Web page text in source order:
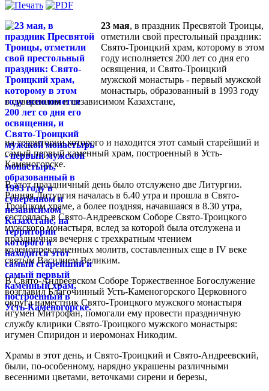
23 мая, в праздник Пресвятой Троицы,
отметили свой престольный праздник:
Свято-Троицкий храм, которому в этом
году исполняется 200 лет со дня его
освящения, и Свято-Троицкий
мужской монастырь - первый мужской
монастырь, образованный в 1993 году
в суверенном и независимом Казахстане,
на территории которого и находится этот самый старейший и
самый первый каменный храм, построенный в Усть-
Каменогорске.
В этот праздничный день было отслужено две Литургии.
Ранняя Литургия началась в 6.40 утра и прошла в Свято-
Троицком храме, а более поздняя, начавшаяся в 8.30 утра,
состоялась в Свято-Андреевском Соборе Свято-Троицкого
мужского монастыря, вслед за которой была отслужена и
праздничная вечерня с трехкратным чтением
коленопреклоненных молитв, составленных еще в IV веке
святым Василием Великим.
В Свято-Андреевском Соборе Торжественное Богослужение
возглавил Благочинный Усть-Каменогорского Церковного
округа наместник Свято-Троицкого мужского монастыря
игумен Митрофан, помогали ему провести праздничную
службу клирики Свято-Троицкого мужского монастыря:
игумен Спиридон и иеромонах Никодим.
Храмы в этот день, и Свято-Троицкий и Свято-Андреевский,
были, по-особенному, нарядно украшены различными
весенними цветами, веточками сирени и березы,